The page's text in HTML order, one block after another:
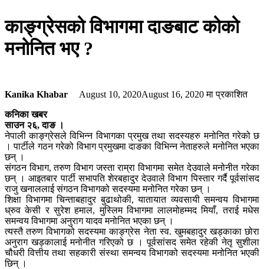
काङ्ग्रेसको विभागमा दाङबाट कोको
मनोनित भए ?
Kanika Khabar August 10, 2020August 16, 2020मा प्रकाशित
कनिका खबर
साउन २६, दाङ ।
नेपाली काङ्ग्रेसले विभिन्न विभागका प्रमुख तथा सदस्यहरु मनोनित गरेको छ
। पार्टीले गठन गरेको विभाग प्रमुखमा दाङका विभिन्न नेताहरुले मनोनित भएका
छन् ।
संगठन विभाग, तरुण विभाग जस्ता राम्रा विभागमा समेत देउवाले मनोनीत गरेका
छन् । आइतबार पार्टी सभापति शेरबहादुर देउवाले विभाग पिस्तार गर्दै पूर्वसांसद
राजु खनाललाई संगठन विभागको सदस्यमा मनोनित गरेका छन् ।
शिक्षा विभागमा चिन्ताबहादुर बुढाथोकी, यातायात व्यवसायी समन्वय विभागमा
ध्रुव केसी र सुरेश हमाल, मुस्लिम विभागमा लालमोहम्मद मियाँ, तराई मधेस
समन्वय विभागमा अनुराग यादव मनोनित भएका छन् ।
त्यस्तै तरुण विभागको सदस्यमा काङ्ग्रेस नेता स्व. खुमबहादुर खड्काका छोरा
अनुराग खड्कालाई मनोनीत गरिएको छ । पूर्वसांसद समेत रहेकी नेतृ सुशीला
चौधरी वित्तीय तथा सहकारी संस्था समन्वय विभागको सदस्यमा मनोनित भएकी
छिन् ।